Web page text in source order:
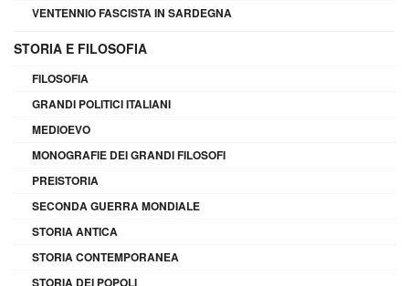
VENTENNIO FASCISTA IN SARDEGNA
STORIA E FILOSOFIA
FILOSOFIA
GRANDI POLITICI ITALIANI
MEDIOEVO
MONOGRAFIE DEI GRANDI FILOSOFI
PREISTORIA
SECONDA GUERRA MONDIALE
STORIA ANTICA
STORIA CONTEMPORANEA
STORIA DEI POPOLI